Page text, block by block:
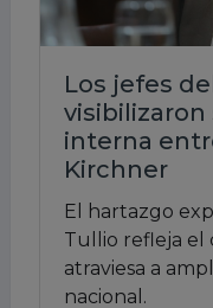
Los jefes
visibilizaron
interna
Kirchner
El hartazgo
Tullio refleja el
atraviesa a
nacional.